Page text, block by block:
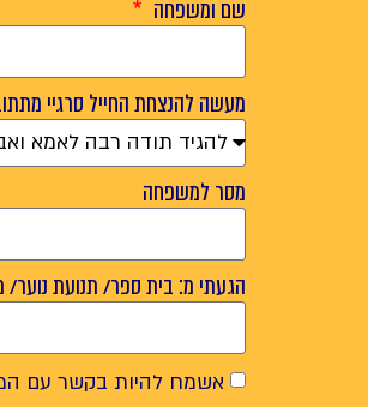
שם ומשפחה
מעשה להנצחת החייל סרגיי
מסר למשפחה
הגעתי מ: בית ספר/ תנועת נוער/
אשמח להיות בקשר עם